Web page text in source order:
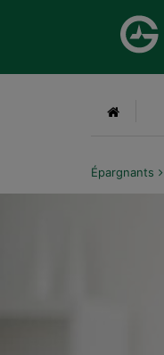
Aller au menu
Accueil
Épargnants